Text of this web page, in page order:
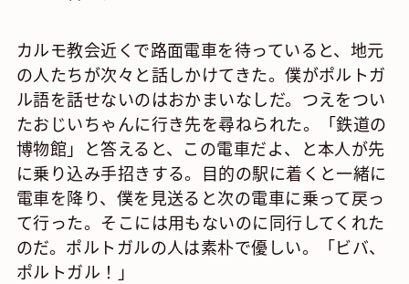
カルモ教会近くで路面電車を待っていると、地元
の人たちが次々と話しかけてきた。僕がポルトガ
ル語を話せないのはおかまいなしだ。つえをつい
たおじいちゃんに行き先を尋ねられた。「鉄道の
博物館」と答えると、この電車だよ、と本人が先
に乗り込み手招きする。目的の駅に着くと一緒に
電車を降り、僕を見送ると次の電車に乗って戻っ
て行った。そこには用もないのに同行してくれた
のだ。ポルトガルの人は素朴で優しい。「ビバ、
ポルトガル！」